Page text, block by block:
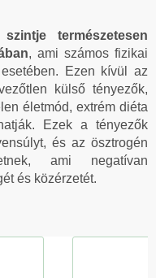
természetesen
, ami számos fizikai
Ezen kívül az
külső tényezők,
életmód, extrém diéta
Ezek a tényezők
és az ösztrogén
ami negatívan
és közérzetét.